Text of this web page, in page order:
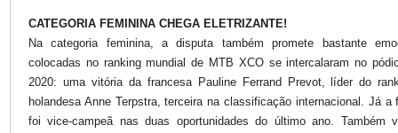
CATEGORIA FEMININA CHEGA ELETRIZANTE!
Na categoria feminina, a disputa também promete bastante
colocadas no ranking mundial de MTB XCO se intercalaram no
2020: uma vitória da francesa Pauline Ferrand Prevot, líder do
holandesa Anne Terpstra, terceira na classificação internacional. Já a
foi vice-campeã nas duas oportunidades do último ano. Também